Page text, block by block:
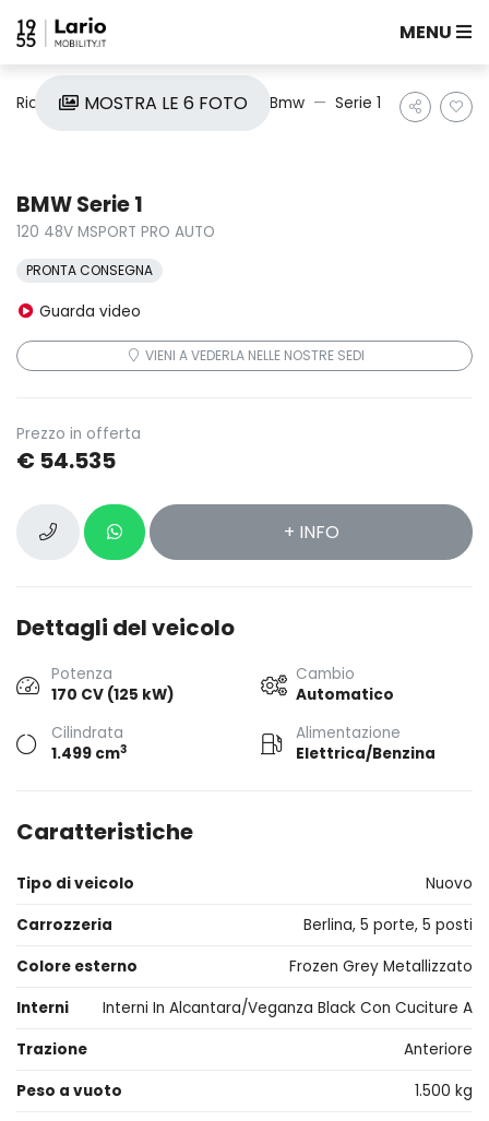
MENU
Ricerca auto Nuove e Km0 Bmw Serie 1
MOSTRA LE 6 FOTO
BMW Serie 1
120 48V MSPORT PRO AUTO
PRONTA CONSEGNA
Guarda video
VIENI A VEDERLA NELLE NOSTRE SEDI
Prezzo in offerta
€ 54.535
+ INFO
Dettagli del veicolo
Potenza
170 CV (125 kW)
Cambio
Automatico
Cilindrata
1.499 cm3
Alimentazione
Elettrica/Benzina
Caratteristiche
Tipo di veicolo
Nuovo
Carrozzeria
Berlina, 5 porte, 5 posti
Colore esterno
Frozen Grey Metallizzato
Interni
Interni In Alcantara/Veganza Black Con Cuciture A
Trazione
Anteriore
Peso a vuoto
1.500 kg